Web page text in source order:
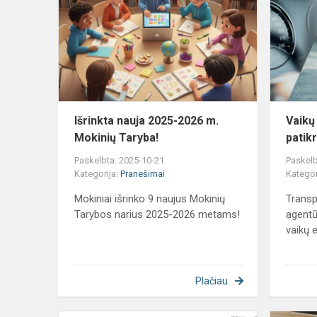
2025-
2026
Mokinių
Taryba!
Išrinkta nauja 2025-2026 m.
Mokinių Taryba!
Paskelbta: 2025-10-21
Kategorija: Pranešimai
Mokiniai išrinko 9 naujus Mokinių
Tarybos narius 2025-2026 metams!
Plačiau
vaikų